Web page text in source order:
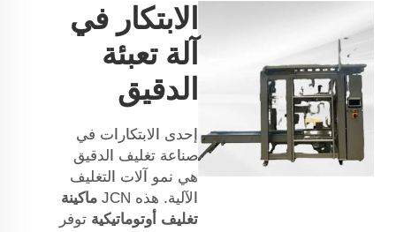
الابتكار في
آلة تعبئة
الدقيق
إحدى الابتكارات في
صناعة تغليف الدقيق
هي نمو آلات التغليف
الآلية. هذه JCN
ماكينة
تغليف أوتوماتيكية توفر